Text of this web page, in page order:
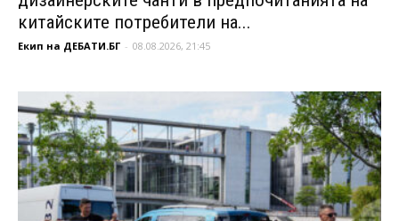
китайските потребители на...
Екип на ДЕБАТИ.БГ - 08.08.2026, 21:45